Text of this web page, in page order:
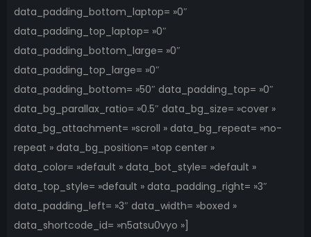
data_padding_bottom_laptop= »0″
data_padding_top_laptop= »0″
data_padding_bottom_large= »0″
data_padding_top_large= »0″
data_padding_bottom= »50″ data_padding_top= »0″
data_bg_parallax_ratio= »0.5″ data_bg_size= »cover »
data_bg_attachment= »scroll » data_bg_repeat= »no-
repeat » data_bg_position= »top center »
data_color= »default » data_bot_style= »default »
data_top_style= »default » data_padding_right= »3″
data_padding_left= »3″ data_width= »boxed »
data_shortcode_id= »n5atsu0vyo »]